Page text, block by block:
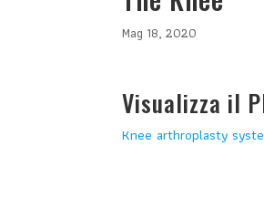
Mag 18, 2020
Visualizza il
Knee arthroplasty